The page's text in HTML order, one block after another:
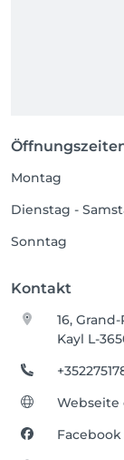
Montag
Dienstag -
Sonntag
Kontakt
16, Grand-
Kayl L-
Webseite